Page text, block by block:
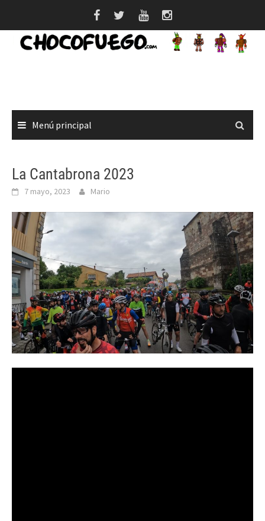
contenido
Menú principal
La Cantabrona 2023
7 mayo, 2023 Mario